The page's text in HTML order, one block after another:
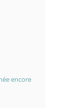
encore